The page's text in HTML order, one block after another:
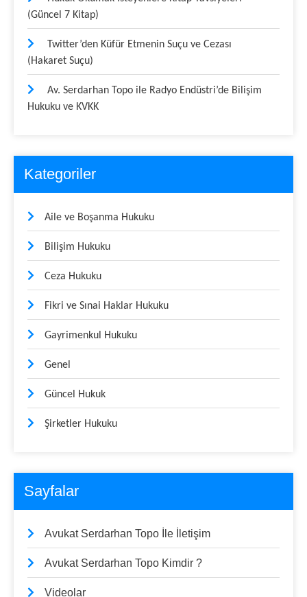
(Güncel 7 Kitap)
Twitter’den Küfür Etmenin Suçu ve Cezası
(Hakaret Suçu)
Av. Serdarhan Topo ile Radyo Endüstri’de Bilişim
Hukuku ve KVKK
Kategoriler
Aile ve Boşanma Hukuku
Bilişim Hukuku
Ceza Hukuku
Fikri ve Sınai Haklar Hukuku
Gayrimenkul Hukuku
Genel
Güncel Hukuk
Şirketler Hukuku
Sayfalar
Avukat Serdarhan Topo İle İletişim
Avukat Serdarhan Topo Kimdir ?
Videolar